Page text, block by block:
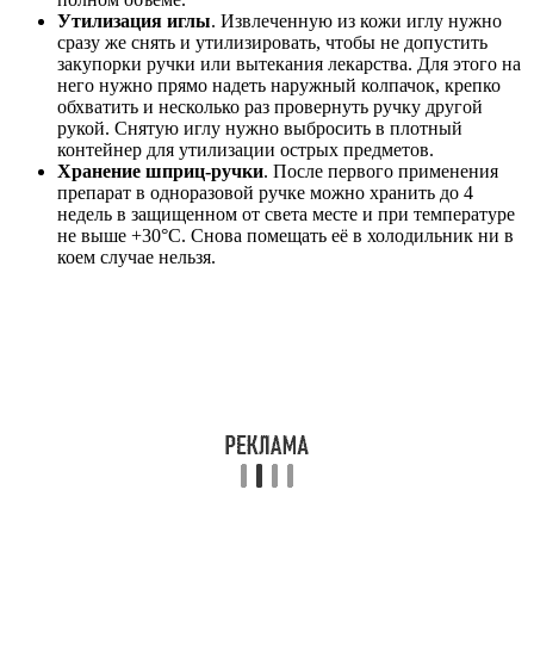
Утилизация иглы. Извлеченную из кожи иглу нужно
сразу же снять и утилизировать, чтобы не допустить
закупорки ручки или вытекания лекарства. Для этого на
него нужно прямо надеть наружный колпачок, крепко
обхватить и несколько раз провернуть ручку другой
рукой. Снятую иглу нужно выбросить в плотный
контейнер для утилизации острых предметов.
Хранение шприц-ручки. После первого применения
препарат в одноразовой ручке можно хранить до 4
недель в защищенном от света месте и при температуре
не выше +30°C. Снова помещать её в холодильник ни в
коем случае нельзя.